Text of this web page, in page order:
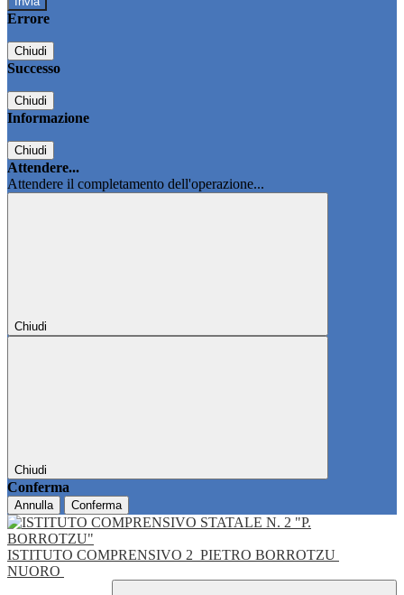
Errore
Chiudi
Successo
Chiudi
Informazione
Chiudi
Attendere...
Attendere il completamento dell'operazione...
Chiudi
Chiudi
Conferma
Annulla Conferma
ISTITUTO COMPRENSIVO 2 PIETRO BORROTZU
NUORO